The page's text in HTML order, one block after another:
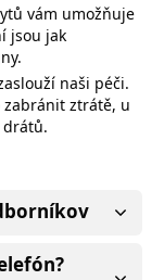
vám umožňuje
jsou jak
naši péči.
ztrátě, u
drátů.